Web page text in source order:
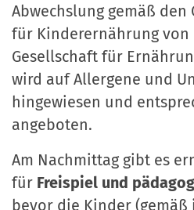
Abwechslung gemäß
für Kinderernährung von
Gesellschaft für
wird auf Allergene und
hingewiesen und
angeboten.
Am Nachmittag gibt es
für Freispiel und
bevor die Kinder (gemäß